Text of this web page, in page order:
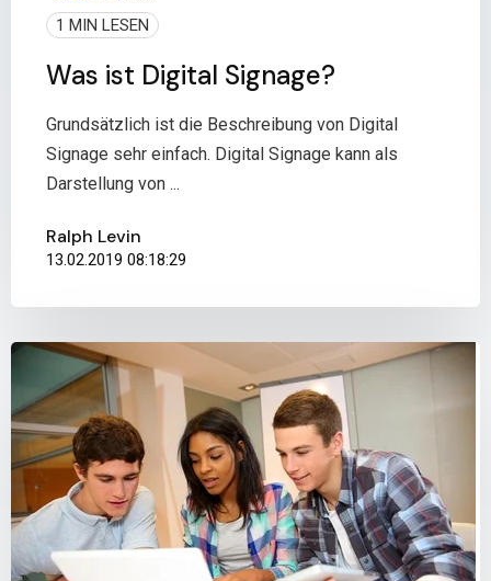
1 MIN LESEN
Was ist Digital Signage?
Grundsätzlich ist die Beschreibung von Digital
Signage sehr einfach. Digital Signage kann als
Darstellung von ...
Ralph Levin
13.02.2019 08:18:29